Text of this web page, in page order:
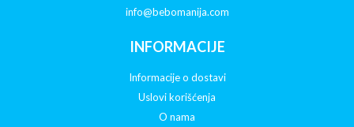
info@bebomanija.com
INFORMACIJE
Informacije o dostavi
Uslovi korišćenja
O nama